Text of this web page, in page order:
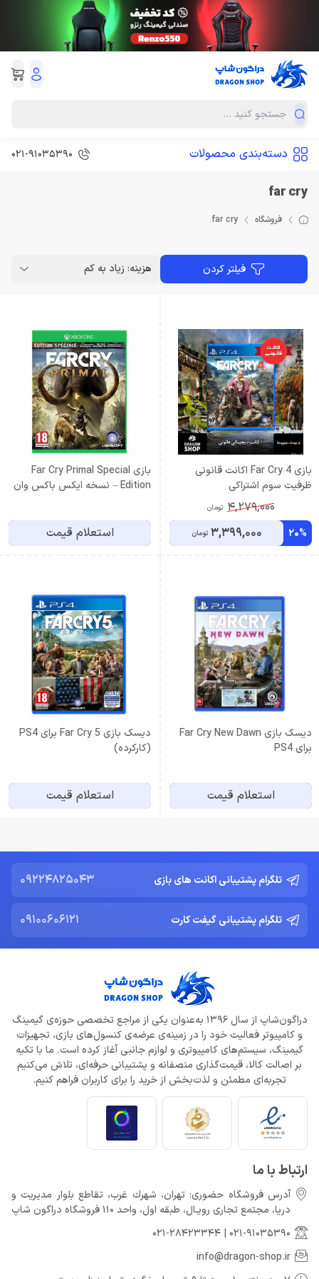
دسته‌بندی محصولات 021-91035390
far cry
فروشگاه far cry
فیلتر کردن هزینه: زیاد به کم
بازی Far Cry 4 اکانت قانونی
ظرفیت سوم اشتراکی
4,279,000 تومان
20%
3,399,000 تومان
بازی Far Cry Primal Special
Edition – نسخه ایکس باکس وان
استعلام قیمت
دیسک بازی Far Cry New Dawn
برای PS4
استعلام قیمت
دیسک بازی Far Cry 5 برای PS4
(کارکرده)
استعلام قیمت
تلگرام پشتیبانی اکانت های بازی 09224825043
تلگرام پشتیبانی گیفت کارت 09100606121
دراگون‌شاپ از سال 1396 به‌عنوان یکی از مراجع تخصصی حوزه‌ی گیمینگ
و کامپیوتر فعالیت خود را در زمینه‌ی عرضه‌ی کنسول‌های بازی، تجهیزات
گیمینگ، سیستم‌های کامپیوتری و لوازم جانبی آغاز کرده است. ما با تکیه
بر اصالت کالا، قیمت‌گذاری منصفانه و پشتیبانی حرفه‌ای، تلاش می‌کنیم
تجربه‌ای مطمئن و لذت‌بخش از خرید را برای کاربران فراهم کنیم.
ارتباط با ما
آدرس فروشگاه حضوری: تهران، شهرك غرب، تقاطع بلوار مدیریت و
دريا، مجتمع تجارى رويـال، طبقه اول، واحد 110 فروشگاه دراگون شاپ
021-91035390
021-28423344
info@dragon-shop.ir